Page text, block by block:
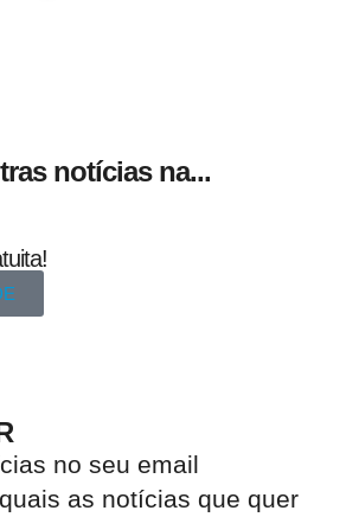
notícias na...
no seu email​
as notícias que quer